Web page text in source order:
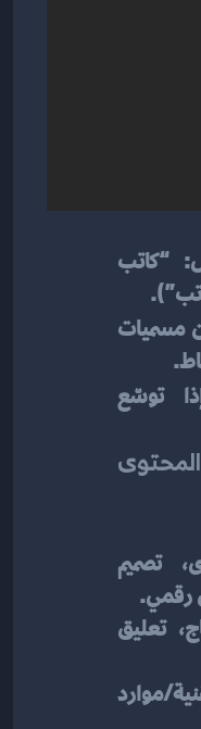
إذا توسّع
رقمي.
استشارات: أعمال/تقنية/موارد